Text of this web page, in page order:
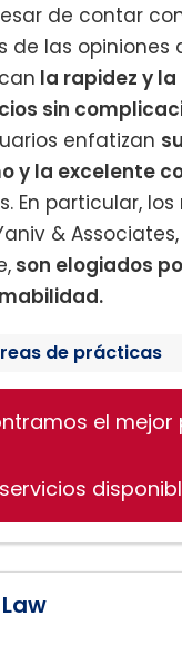
de contar
de las opiniones
la rapidez y
sin
enfatizan su
y la excelente
En particular,
&
son elogiados
de prácticas
no Contenciosos
Rápidos el mejor